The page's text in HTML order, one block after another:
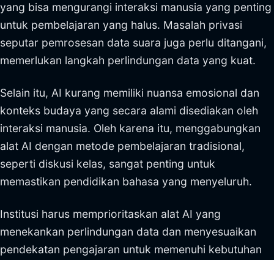
yang bisa mengurangi interaksi manusia yang penting
untuk pembelajaran yang halus. Masalah privasi
seputar pemrosesan data suara juga perlu ditangani,
memerlukan langkah perlindungan data yang kuat.
Selain itu, AI kurang memiliki nuansa emosional dan
konteks budaya yang secara alami disediakan oleh
interaksi manusia. Oleh karena itu, menggabungkan
alat AI dengan metode pembelajaran tradisional,
seperti diskusi kelas, sangat penting untuk
memastikan pendidikan bahasa yang menyeluruh.
Institusi harus memprioritaskan alat AI yang
menekankan perlindungan data dan menyesuaikan
pendekatan pengajaran untuk memenuhi kebutuhan